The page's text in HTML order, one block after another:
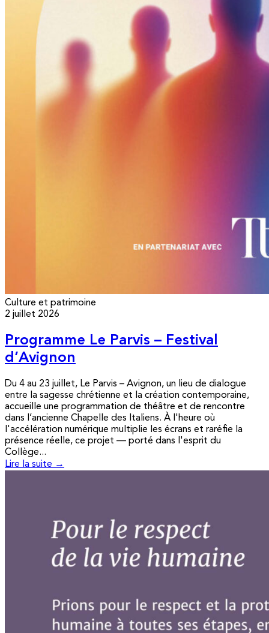
Culture et patrimoine
2 juillet 2026
Programme Le Parvis – Festival
d’Avignon
Du 4 au 23 juillet, Le Parvis – Avignon, un lieu de dialogue
entre la sagesse chrétienne et la création contemporaine,
accueille une programmation de théâtre et de rencontre
dans l’ancienne Chapelle des Italiens. À l'heure où
l'accélération numérique multiplie les écrans et raréfie la
présence réelle, ce projet — porté dans l'esprit du
Collège...
Lire la suite →